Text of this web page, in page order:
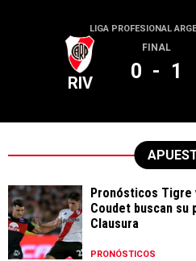
LIGA PROFESIONAL
RIV
FINAL
0 - 1
Pronósticos Tigre
Coudet buscan
Clausura
PRONÓSTICOS